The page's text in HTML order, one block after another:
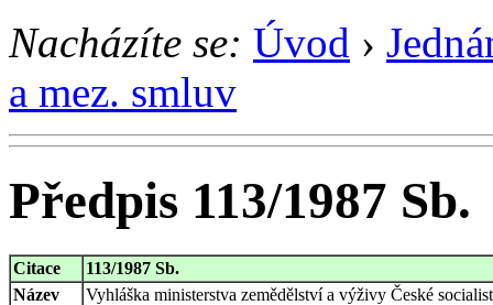
Nacházíte se: Úvod ›
a mez. smluv
Předpis 113/1987 Sb.
Citace
113/1987 Sb.
Název
Vyhláška ministerstva zemědělství a výživy České